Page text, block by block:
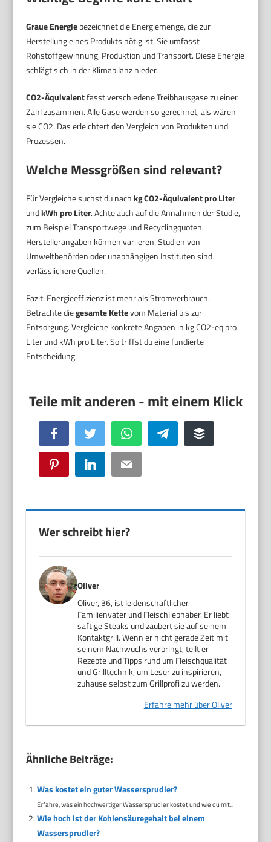
Graue Energiebezeichnet die Energiemenge, die zur
Herstellung eines Produkts nötig ist. Sie umfasst
Rohstoffgewinnung, Produktion und Transport. Diese Energie
schlägt sich in der Klimabilanz nieder.
CO2-Äquivalentfasst verschiedene Treibhausgase zu einer
Zahl zusammen. Alle Gase werden so gerechnet, als wären
sie CO2. Das erleichtert den Vergleich von Produkten und
Prozessen.
Welche Messgrößen sind relevant?
Für Vergleiche suchst du nachkg CO2-Äquivalent pro Liter
undkWh pro Liter. Achte auch auf die Annahmen der Studie,
zum Beispiel Transportwege und Recyclingquoten.
Herstellerangaben können variieren. Studien von
Umweltbehörden oder unabhängigen Instituten sind
verlässlichere Quellen.
Fazit: Energieeffizienz ist mehr als Stromverbrauch.
Betrachte diegesamte Kettevom Material bis zur
Entsorgung. Vergleiche konkrete Angaben in kg CO2-eq pro
Liter und kWh pro Liter. So triffst du eine fundierte
Entscheidung.
Facebook Twitter WhatsApp Telegram Buffer
Pinterest LinkedIn Email
Wer schreibt hier?
Oliver
Oliver, 36, ist leidenschaftlicher
Familienvater und Fleischliebhaber. Er liebt
saftige Steaks und zaubert sie auf seinem
Kontaktgrill. Wenn er nicht gerade Zeit mit
seinem Nachwuchs verbringt, teilt er
Rezepte und Tipps rund um Fleischqualität
und Grilltechnik, um Leser zu inspirieren,
zuhause selbst zum Grillprofi zu werden.
Erfahre mehr über Oliver
Ähnliche Beiträge:
Was kostet ein guter Wassersprudler?
Erfahre, was ein hochwertiger Wassersprudler kostet und wie du mit...
Wie hoch ist der Kohlensäuregehalt bei einem
Wassersprudler?